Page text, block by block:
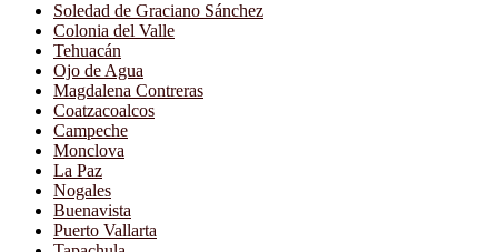
Soledad de Graciano Sánchez
Colonia del Valle
Tehuacán
Ojo de Agua
Magdalena Contreras
Coatzacoalcos
Campeche
Monclova
La Paz
Nogales
Buenavista
Puerto Vallarta